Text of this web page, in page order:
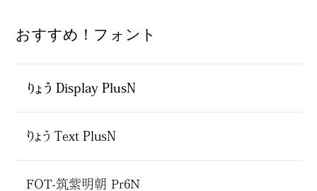
おすすめ！フォント
りょう Display PlusN
りょう Text PlusN
FOT-筑紫明朝 Pr6N